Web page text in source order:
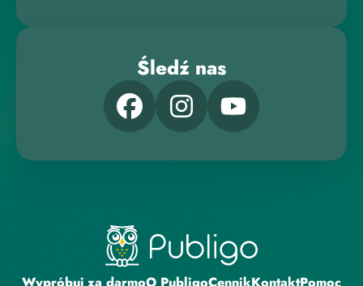
Śledź nas